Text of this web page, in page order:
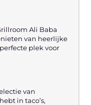
Ali Baba
van heerlijke
plek voor
van
in taco’s,